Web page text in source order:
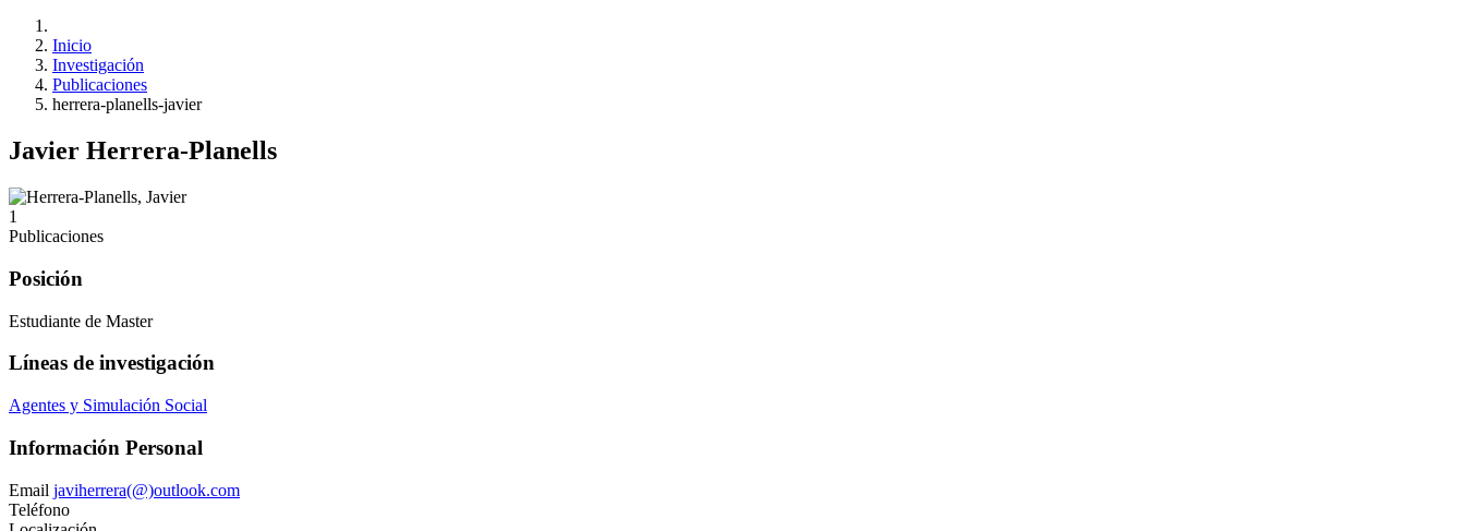
Inicio
Investigación
Publicaciones
herrera-planells-javier
Javier Herrera-Planells
1
Publicaciones
Posición
Estudiante de Master
Líneas de investigación
Agentes y Simulación Social
Información Personal
Email javiherrera(@)outlook.com
Teléfono